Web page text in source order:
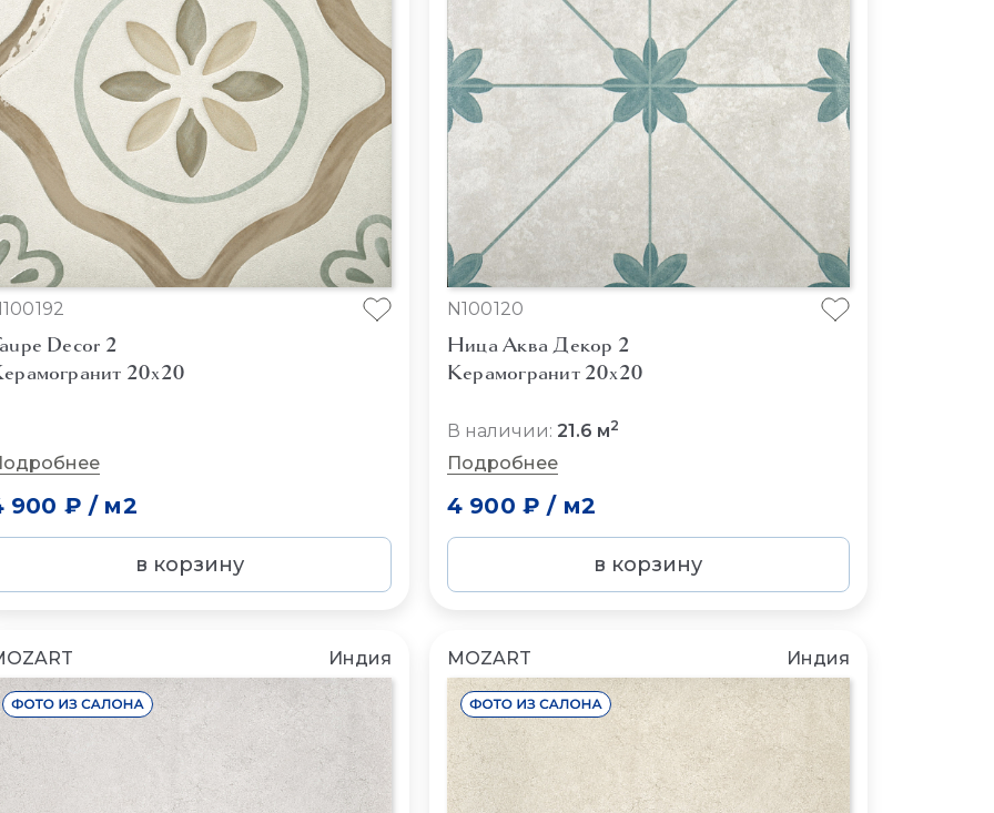
Decor 2
20x20
900 ₽ / м2
в корзину
N100120
Ница Аква Декор 2
Керамогранит 20x20
В наличии: 21.6 м2
Подробнее
4 900 ₽ / м2
в корзину
Индия MOZART Индия